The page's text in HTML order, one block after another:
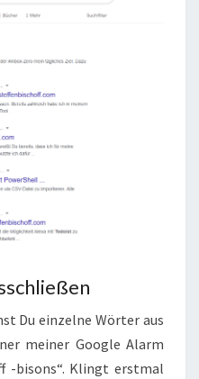
Du einzelne Wörter aus
meiner Google Alarm
-bisons“. Klingt erstmal